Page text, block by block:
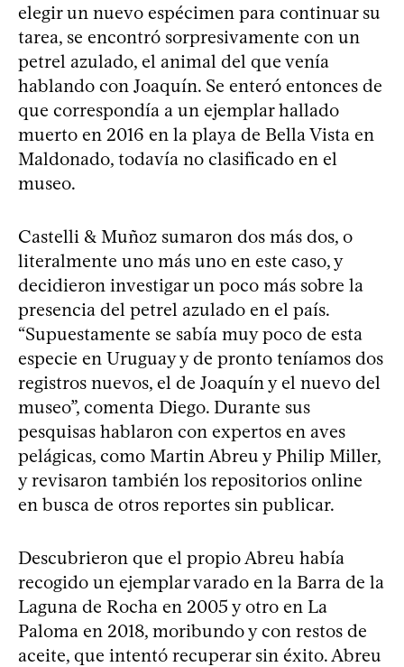
elegir un nuevo espécimen para continuar su
tarea, se encontró sorpresivamente con un
petrel azulado, el animal del que venía
hablando con Joaquín. Se enteró entonces de
que correspondía a un ejemplar hallado
muerto en 2016 en la playa de Bella Vista en
Maldonado, todavía no clasificado en el
museo.
Castelli & Muñoz sumaron dos más dos, o
literalmente uno más uno en este caso, y
decidieron investigar un poco más sobre la
presencia del petrel azulado en el país.
“Supuestamente se sabía muy poco de esta
especie en Uruguay y de pronto teníamos dos
registros nuevos, el de Joaquín y el nuevo del
museo”, comenta Diego. Durante sus
pesquisas hablaron con expertos en aves
pelágicas, como Martin Abreu y Philip Miller,
y revisaron también los repositorios online
en busca de otros reportes sin publicar.
Descubrieron que el propio Abreu había
recogido un ejemplar varado en la Barra de la
Laguna de Rocha en 2005 y otro en La
Paloma en 2018, moribundo y con restos de
aceite, que intentó recuperar sin éxito. Abreu